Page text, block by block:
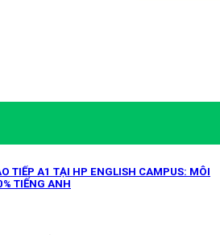
TIẾP A1 TẠI HP ENGLISH CAMPUS: MÔI
TIẾNG ANH